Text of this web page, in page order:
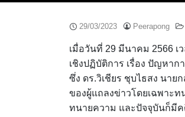
29/03/2023 Peerapong
เมื่อวันที่ 29 มีนาคม 2566 เ
เชิงปฏิบัติการ เรื่อง ปัญหา
ซึ่ง ดร.วิเชียร ชุบไธสง นา
ของผู้แถลงข่าวโดยเฉพาะ
ทนายความ และปัจจุบันก็มี